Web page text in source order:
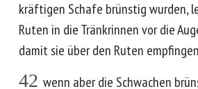
kräftigen Schafe brünstig wurden,
Ruten in die Tränkrinnen vor die
damit sie über den Ruten
42 wenn aber die Schwachen